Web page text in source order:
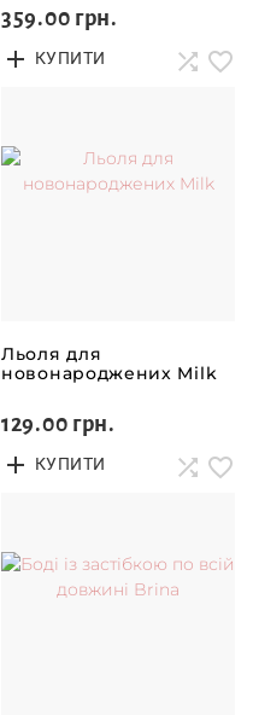
359.00 грн.
КУПИТИ
Льоля для
новонароджених Milk
129.00 грн.
КУПИТИ